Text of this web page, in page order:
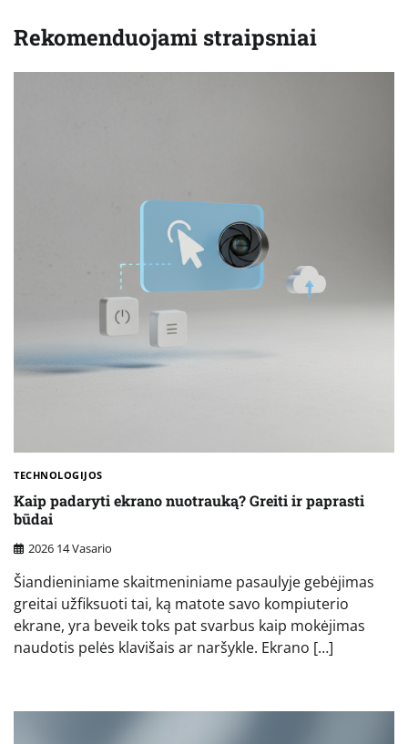
Rekomenduojami straipsniai
TECHNOLOGIJOS
Kaip padaryti ekrano nuotrauką? Greiti ir paprasti
būdai
2026 14 Vasario
Šiandieniniame skaitmeniniame pasaulyje gebėjimas
greitai užfiksuoti tai, ką matote savo kompiuterio
ekrane, yra beveik toks pat svarbus kaip mokėjimas
naudotis pelės klavišais ar naršykle. Ekrano […]